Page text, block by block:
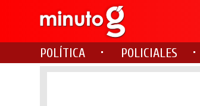
POLÍTICA POLICIALES